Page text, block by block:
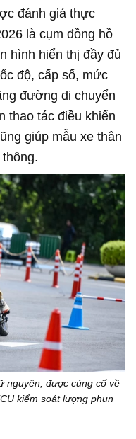
đánh giá thực
là cụm đồng hồ
hình hiển thị đầy đủ
độ, cấp số, mức
đường di chuyển
thao tác điều khiển
giúp mẫu xe thân
nguyên, được củng cố về
kiểm soát lượng phun